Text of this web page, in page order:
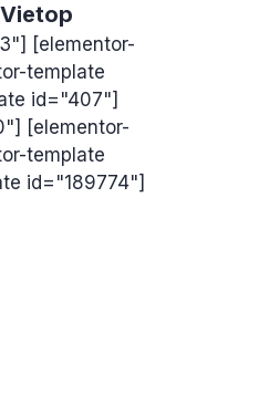
[elementor-
template
id="407"]
[elementor-
template
id="189774"]